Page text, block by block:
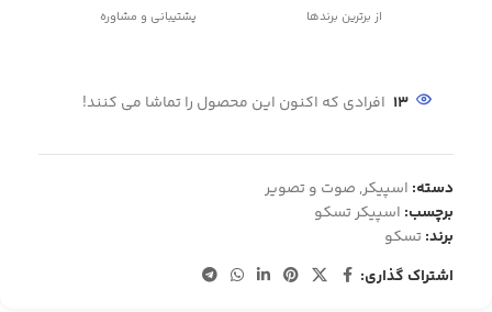
از برترین برندها پشتیبانی و مشاوره
13 افرادی که اکنون این محصول را تماشا می کنند!
دسته: اسپیکر, صوت و تصویر
برچسب: اسپیکر تسکو
برند:تسکو
اشتراک گذاری: